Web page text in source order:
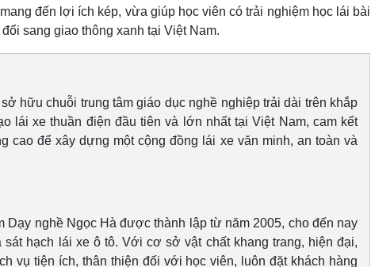
đến lợi ích kép, vừa giúp học viên có trải nghiệm học lái bài
sang giao thông xanh tại Việt Nam.
hữu chuỗi trung tâm giáo dục nghề nghiệp trải dài trên khắp
lái xe thuần điện đầu tiên và lớn nhất tại Việt Nam, cam kết
cao để xây dựng một cộng đồng lái xe văn minh, an toàn và
Dạy nghề Ngọc Hà được thành lập từ năm 2005, cho đến nay
hạch lái xe ô tô. Với cơ sở vật chất khang trang, hiện đại,
vụ tiện ích, thân thiện đối với học viên, luôn đặt khách hàng